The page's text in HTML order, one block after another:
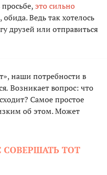
это сильно
обида. Ведь так хотелось
друзей или отправиться
наши потребности в
. Возникает вопрос: что
Самое простое
об этом. Может
СОВЕРШАТЬ ТОТ